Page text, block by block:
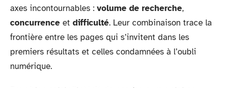
axes incontournables : volume de recherche,
concurrence et difficulté. Leur combinaison trace la
frontière entre les pages qui s’invitent dans les
premiers résultats et celles condamnées à l’oubli
numérique.